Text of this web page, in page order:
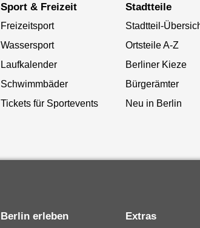
Sport & Freizeit
Freizeitsport
Wassersport
Laufkalender
Schwimmbäder
Tickets für Sportevents
Stadtteile
Stadtteil-
Ortsteile A-Z
Berliner Kieze
Bürgerämter
Neu in Berlin
Berlin erleben Extras